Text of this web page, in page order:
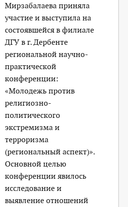
Мирзабалаева приняла
участие и выступила на
состоявшейся в филиале
ДГУ в г. Дербенте
региональной научно-
практической
конференции:
«Молодежь против
религиозно-
политического
экстремизма и
терроризма
(региональный аспект)».
Основной целью
конференции явилось
исследование и
выявление отношений